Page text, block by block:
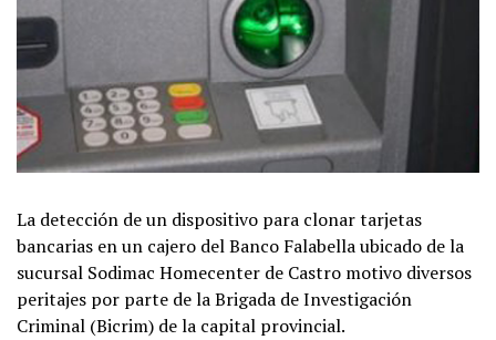
La detección de un dispositivo para clonar tarjetas
bancarias en un cajero del Banco Falabella ubicado de la
sucursal Sodimac Homecenter de Castro motivo diversos
peritajes por parte de la Brigada de Investigación
Criminal (Bicrim) de la capital provincial.